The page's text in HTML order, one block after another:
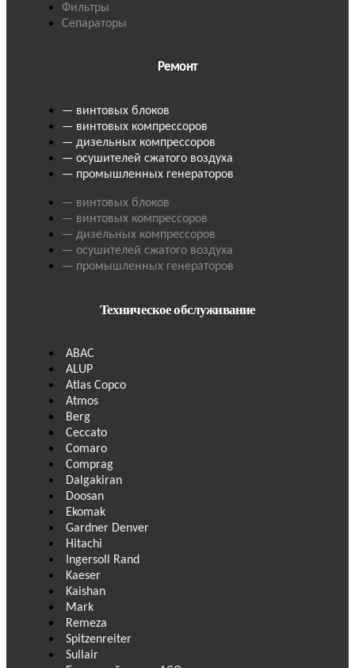
Фильтры
Сепараторы
Ремонт
— винтовых блоков
— винтовых компрессоров
— дизельных компрессоров
— осушителей сжатого воздуха
— промышленных генераторов
— винтовых блоков
— винтовых компрессоров
— дизельных компрессоров
— осушителей сжатого воздуха
— промышленных генераторов
Техническое обслуживание
ABAC
ALUP
Atlas Copco
Atmos
Berg
Ceccato
Comaro
Comprag
Dalgakiran
Doosan
Ekomak
Gardner Denver
Hitachi
Ingersoll Rand
Kaeser
Kaishan
Mark
Remeza
Spitzenreiter
Sullair